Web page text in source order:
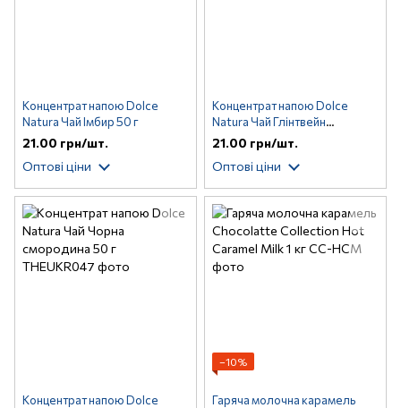
Концентрат напою Dolce
Natura Чай Імбир 50 г
21.00 грн/шт.
Оптові ціни
Концентрат напою Dolce
Natura Чай Глінтвейн
вишневий 50 г
21.00 грн/шт.
Оптові ціни
Концентрат напою Dolce
−10%
Гаряча молочна карамель